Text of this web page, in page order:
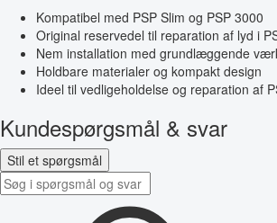
Kompatibel med PSP Slim og PSP 3000
Original reservedel til reparation af lyd i
Nem installation med grundlæggende
Holdbare materialer og kompakt design
Ideel til vedligeholdelse og reparation af
Kundespørgsmål & svar
Stil et spørgsmål